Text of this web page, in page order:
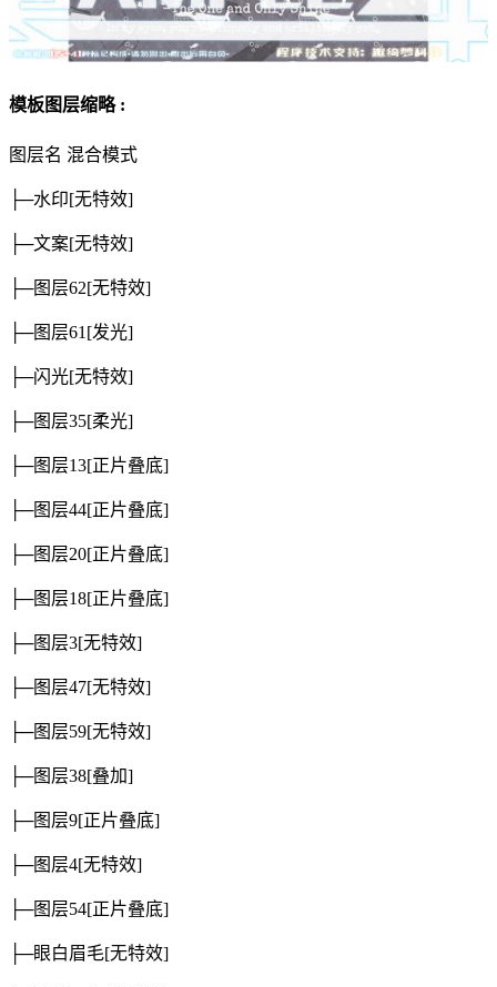
模板图层缩略 :
图层名 混合模式
├─水印[无特效]
├─文案[无特效]
├─图层62[无特效]
├─图层61 [发光]
├─闪光[无特效]
├─图层35[柔光]
├─图层13[正片叠底]
├─图层44[正片叠底]
├─图层20[正片叠底]
├─图层18[正片叠底]
├─图层3[无特效]
├─图层47[无特效]
├─图层59[无特效]
├─图层38[叠加]
├─图层9[正片叠底]
├─图层4[无特效]
├─图层54[正片叠底]
├─眼白眉毛[无特效]